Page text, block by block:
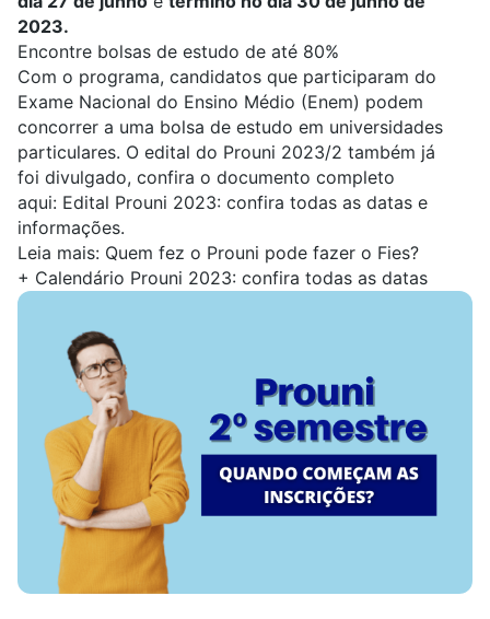
2023.
Encontre bolsas de estudo de até 80%
Com o programa, candidatos que participaram do
Exame Nacional do Ensino Médio (Enem) podem
concorrer a uma bolsa de estudo em universidades
particulares. O edital do Prouni 2023/2 também já
foi divulgado, confira o documento completo
aqui: Edital Prouni 2023: confira todas as datas e
informações.
Leia mais: Quem fez o Prouni pode fazer o Fies?
+ Calendário Prouni 2023: confira todas as datas